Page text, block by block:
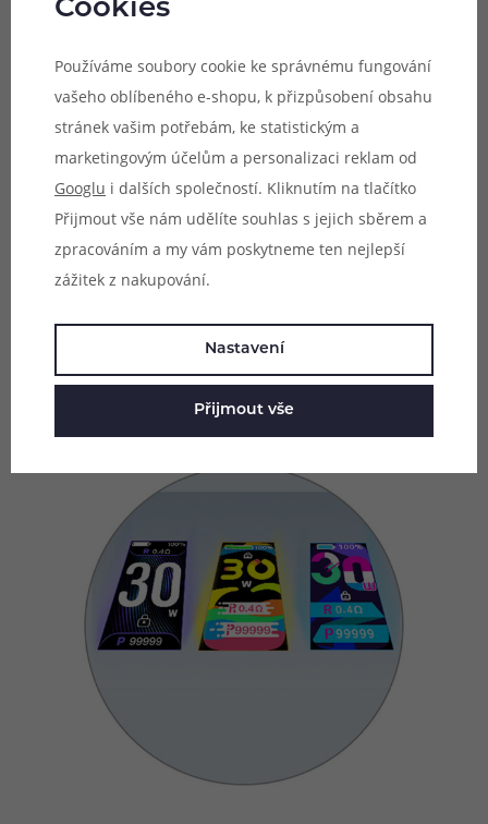
Tři barevná schémata
Vylepšete si design své e-cigarety díky třem barevným
schématům. Mezi nimi si můžete pohodlně přepínat v
nastavení e-cigarety. Výběr barevných schémat přináší
ještě větší variabilitu osobitosti a stylu a umocní celkový
požitek a zážitek z každodenního používání a vapování.
Na výběr jsou schémata s názvy Smart, Sport a Music,
každé z nich dokáže přesně vystihnout váš osobitý styl.
Cookies
Používáme soubory cookie ke správnému fungování
vašeho oblíbeného e-shopu, k přizpůsobení obsahu
stránek vašim potřebám, ke statistickým a
marketingovým účelům a personalizaci reklam od
Googlu i dalších společností. Kliknutím na tlačítko
Přijmout vše nám udělíte souhlas s jejich sběrem a
zpracováním a my vám poskytneme ten nejlepší
zážitek z nakupování.
Nastavení
Přijmout vše